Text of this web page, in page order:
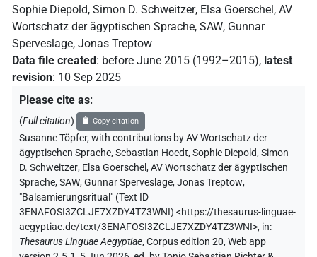
Sophie Diepold, Simon D. Schweitzer, Elsa Goerschel, AV
Wortschatz der ägyptischen Sprache, SAW, Gunnar
Sperveslage, Jonas Treptow
Data file created: before June 2015 (1992–2015), latest
revision: 10 Sep 2025
Please cite as:
(Full citation) Copy citation
Susanne Töpfer,with contributions byAV Wortschatz der
ägyptischen Sprache,Sebastian Hoedt,Sophie Diepold,Simon
D. Schweitzer, Elsa Goerschel,AV Wortschatz der ägyptischen
Sprache, SAW,Gunnar Sperveslage,Jonas Treptow,
"Balsamierungsritual" (Text ID
3ENAFOSI3ZCLJE7XZDY4TZ3WNI) <https://thesaurus-linguae-
aegyptiae.de/text/3ENAFOSI3ZCLJE7XZDY4TZ3WNI>, in:
Thesaurus Linguae Aegyptiae,Corpus edition 20, Web app